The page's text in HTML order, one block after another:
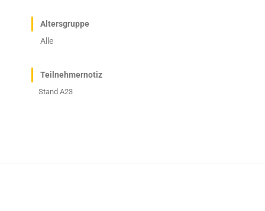
Altersgruppe
Alle
Teilnehmernotiz
Stand A23